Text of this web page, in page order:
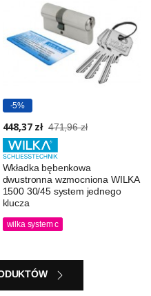
-5%
448,37 zł 471,96 zł
Wkładka bębenkowa
dwustronna wzmocniona WILKA
1500 30/45 system jednego
klucza
wilka system c